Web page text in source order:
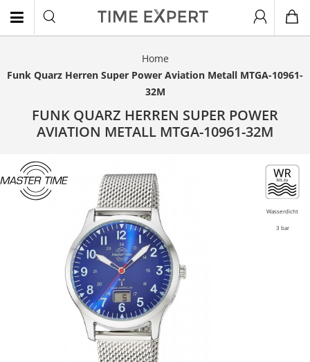
Home
Funk Quarz Herren Super Power Aviation Metall MTGA-10961-
32M
FUNK QUARZ HERREN SUPER POWER
AVIATION METALL MTGA-10961-32M
Wasserdicht
3 bar